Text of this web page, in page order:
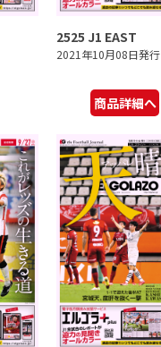
2525 J1 EAST
2021年10月08日発行
商品詳細へ